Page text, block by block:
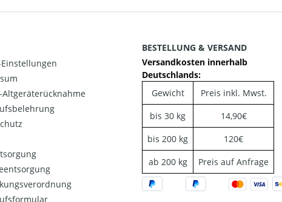
Einstellungen
Altgeräterücknahme
BESTELLUNG & VERSAND
Versandkosten innerhalb
Deutschlands:
Gewicht
Preis inkl. Mwst.
bis 30 kg
14,90€
bis 200 kg
120€
ab 200 kg
Preis auf Anfrage